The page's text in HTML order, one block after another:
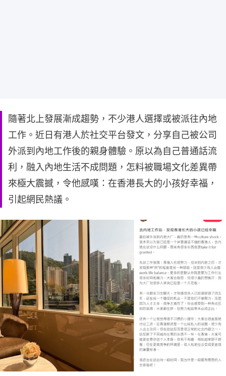
隨著北上發展漸成趨勢，不少港人選擇或被派往內地
工作。近日有港人於社交平台發文，分享自己被公司
外派到內地工作後的親身體驗。原以為自己普通話流
利，融入內地生活不成問題，怎料被職場文化差異帶
來極大震撼，令他感嘆：在香港長大的小孩好幸福，
引起網民熱議。